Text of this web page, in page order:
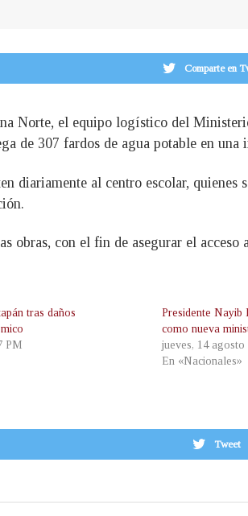
Comparte en
Norte, el equipo logístico del
de 307 fardos de agua potable en una
diariamente al centro escolar, quienes
obras, con el fin de asegurar el
tras daños
PM
Presidente Nayib
como nueva
jueves, 14 agosto
En «Nacionales»
Tweet